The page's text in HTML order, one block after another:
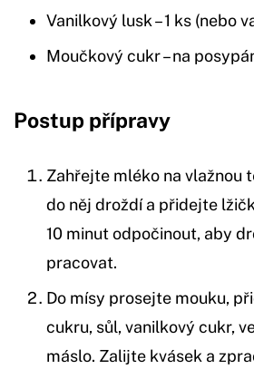
Vanilkový lusk – 1 ks (nebo
Moučkový cukr – na
Postup přípravy
Zahřejte mléko na vlažnou
do něj droždí a přidejte
10 minut odpočinout, aby
pracovat.
Do mísy prosejte mouku,
cukru, sůl, vanilkový cukr,
máslo. Zalijte kvásek a